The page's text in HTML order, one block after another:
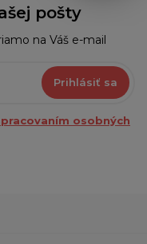
pošty
na Váš e-mail
Prihlásiť sa
osobných